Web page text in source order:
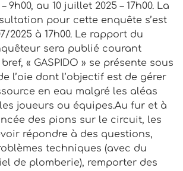
9h00, au 10 juillet 2025 – 17h00. La
pour cette enquête s’est
2025 à 17h00. Le rapport du
sera publié courant
« GASPIDO » se présente sous
l’oie dont l’objectif est de gérer
en eau malgré les aléas
joueurs ou équipes.Au fur et à
des pions sur le circuit, les
répondre à des questions,
techniques (avec du
de plomberie), remporter des